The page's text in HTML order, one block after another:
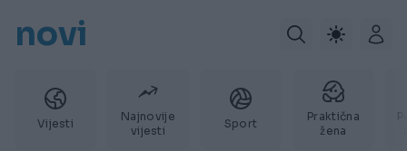
novi
Vijesti
Najnovije
vijesti
Sport
Praktična
žena